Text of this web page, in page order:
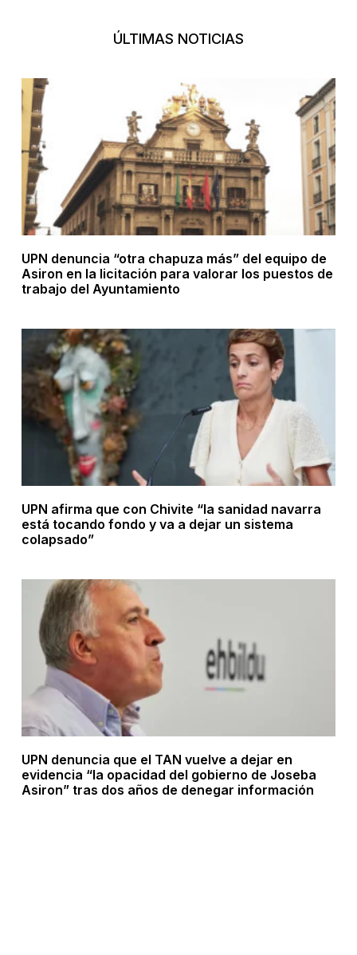
ÚLTIMAS NOTICIAS
UPN denuncia “otra chapuza más” del equipo de
Asiron en la licitación para valorar los puestos de
trabajo del Ayuntamiento
UPN afirma que con Chivite “la sanidad navarra
está tocando fondo y va a dejar un sistema
colapsado”
UPN denuncia que el TAN vuelve a dejar en
evidencia “la opacidad del gobierno de Joseba
Asiron” tras dos años de denegar información